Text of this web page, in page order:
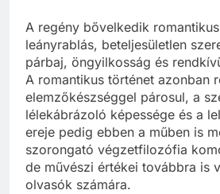
A regény bővelkedik
leányrablás, beteljesületlen
párbaj, öngyilkosság és
A romantikus történet azonban
elemzőkészséggel párosul, a
lélekábrázoló képessége és a
ereje pedig ebben a műben is
szorongató végzetfilozófia
de művészi értékei továbbra is
olvasók számára.